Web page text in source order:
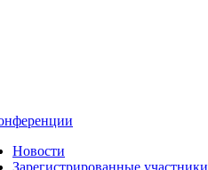
Новости
Зарегистрированные участники